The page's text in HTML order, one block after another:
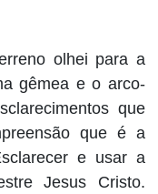
olhei para a
gêmea e o arco-
que
que é a
e usar a
Jesus Cristo.